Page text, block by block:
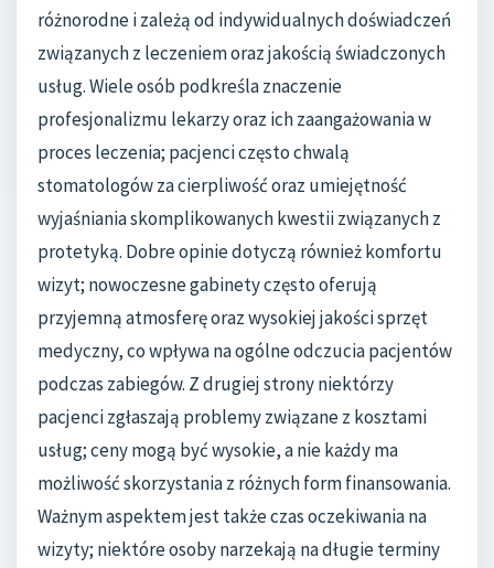
różnorodne i zależą od indywidualnych doświadczeń
związanych z leczeniem oraz jakością świadczonych
usług. Wiele osób podkreśla znaczenie
profesjonalizmu lekarzy oraz ich zaangażowania w
proces leczenia; pacjenci często chwalą
stomatologów za cierpliwość oraz umiejętność
wyjaśniania skomplikowanych kwestii związanych z
protetyką. Dobre opinie dotyczą również komfortu
wizyt; nowoczesne gabinety często oferują
przyjemną atmosferę oraz wysokiej jakości sprzęt
medyczny, co wpływa na ogólne odczucia pacjentów
podczas zabiegów. Z drugiej strony niektórzy
pacjenci zgłaszają problemy związane z kosztami
usług; ceny mogą być wysokie, a nie każdy ma
możliwość skorzystania z różnych form finansowania.
Ważnym aspektem jest także czas oczekiwania na
wizyty; niektóre osoby narzekają na długie terminy